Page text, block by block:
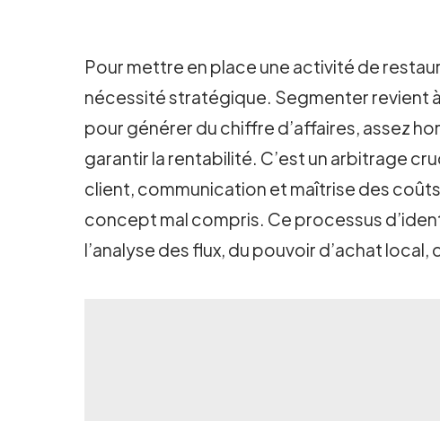
Pour mettre en place une activité de
nécessité stratégique. Segmenter revient
pour générer du chiffre d’affaires, assez
garantir la rentabilité. C’est un arbitrage
client, communication et maîtrise des
concept mal compris. Ce processus
l’analyse des flux, du pouvoir d’achat